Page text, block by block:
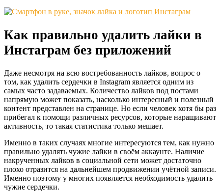
Как правильно удалить лайки в
Инстаграм без приложений
Даже несмотря на всю востребованность лайков, вопрос о
том, как удалить сердечки в Instagram является одним из
самых часто задаваемых. Количество лайков под постами
напрямую может показать, насколько интересный и полезный
контент представлен на странице. Но если человек хотя бы раз
прибегал к помощи различных ресурсов, которые наращивают
активность, то такая статистика только мешает.
Именно в таких случаях многие интересуются тем, как нужно
правильно удалять чужие лайки в своём аккаунте. Наличие
накрученных лайков в социальной сети может достаточно
плохо отразится на дальнейшем продвижении учётной записи.
Именно поэтому у многих появляется необходимость удалить
чужие сердечки.